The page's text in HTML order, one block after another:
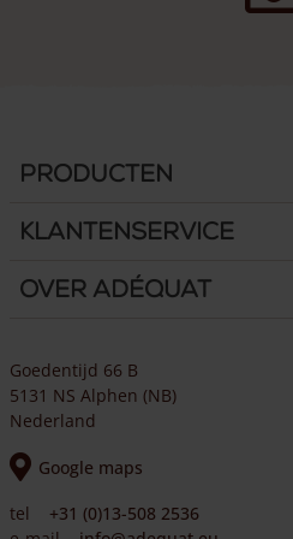
Producten
Klantenservice
Over Adéquat
Goedentijd 66 B
5131 NS Alphen (NB)
Nederland
Google maps
tel
+31 (0)13-508 2536